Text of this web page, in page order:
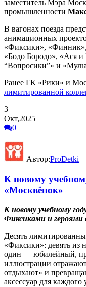
заместитель Мэра
промышленности
В вагонах поезда
анимационных
«Фиксики»,
«Бодо Бородо», «Ася
“Вопросики”» и
Ранее ГК «Рики» и
лимитированной
3
Окт,2025
0
Автор:ProDetki
К новому
«Москвёнок»
К новому учебному
Фиксиками и
Десять
«Фиксики»: девять из
один — юбилейный,
иллюстрации
отдыхают» и
аксессуар для каждого